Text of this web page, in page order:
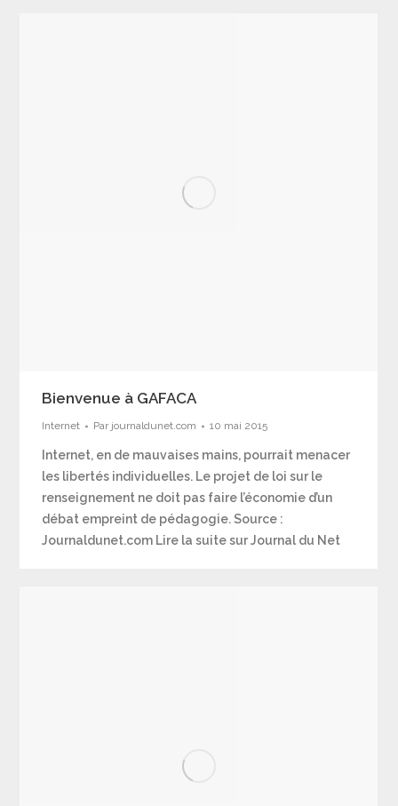
Bienvenue à GAFACA
Internet Par journaldunet.com 10 mai 2015
Internet, en de mauvaises mains, pourrait menacer
les libertés individuelles. Le projet de loi sur le
renseignement ne doit pas faire l’économie d’un
débat empreint de pédagogie. Source :
Journaldunet.com Lire la suite sur Journal du Net